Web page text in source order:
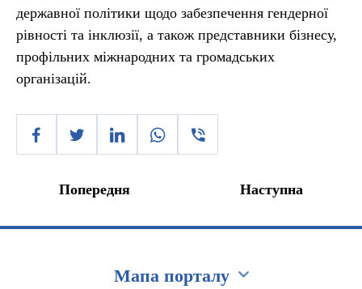
державної політики щодо забезпечення гендерної
рівності та інклюзії, а також представники бізнесу,
профільних міжнародних та громадських
організацій.
Попередня Наступна
Мапа порталу